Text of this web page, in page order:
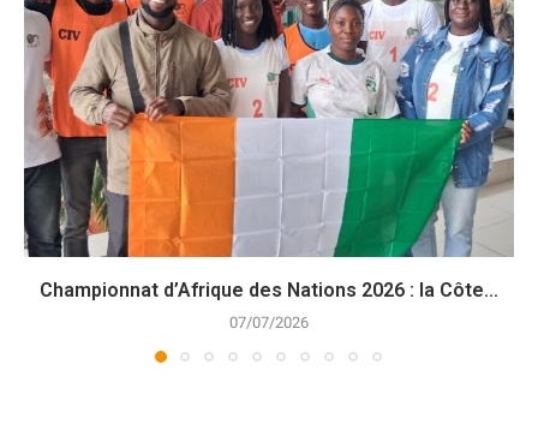
Championnat d’Afrique des Nations 2026 : la Côte...
07/07/2026